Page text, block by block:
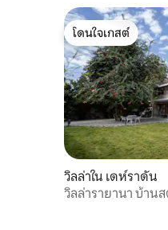
โดนใจเกสต์
โดนใจเกสต์
วิลล่าใน เดห์ราดัน
วิลล่ารายานา บ้าน